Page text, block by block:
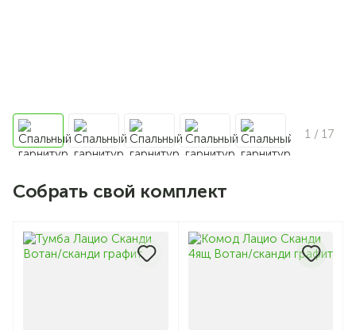
1 / 17
Собрать свой комплект